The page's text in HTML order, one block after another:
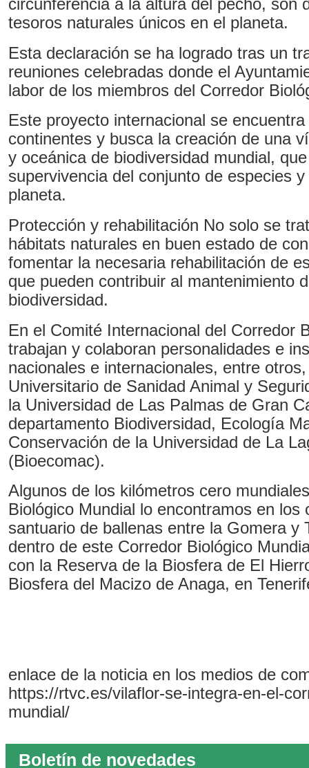
circunferencia a la altura del pecho, son
tesoros naturales únicos en el planeta.
Esta declaración se ha logrado tras un
reuniones celebradas donde el
labor de los miembros del Corredor
Este proyecto internacional se
continentes y busca la creación de una
y oceánica de biodiversidad mundial,
supervivencia del conjunto de especies
planeta.
Protección y rehabilitación No solo se
hábitats naturales en buen estado de
fomentar la necesaria rehabilitación de
que pueden contribuir al mantenimiento
biodiversidad.
En el Comité Internacional del Corredor
trabajan y colaboran personalidades e
nacionales e internacionales, entre
Universitario de Sanidad Animal y
la Universidad de Las Palmas de Gran
departamento Biodiversidad, Ecología
Conservación de la Universidad de La
(Bioecomac).
Algunos de los kilómetros cero
Biológico Mundial lo encontramos en los
santuario de ballenas entre la Gomera y
dentro de este Corredor Biológico
con la Reserva de la Biosfera de El
Biosfera del Macizo de Anaga, en
enlace de la noticia en los medios de
https://rtvc.es/vilaflor-se-integra-en-el-
mundial/
Boletín de novedades